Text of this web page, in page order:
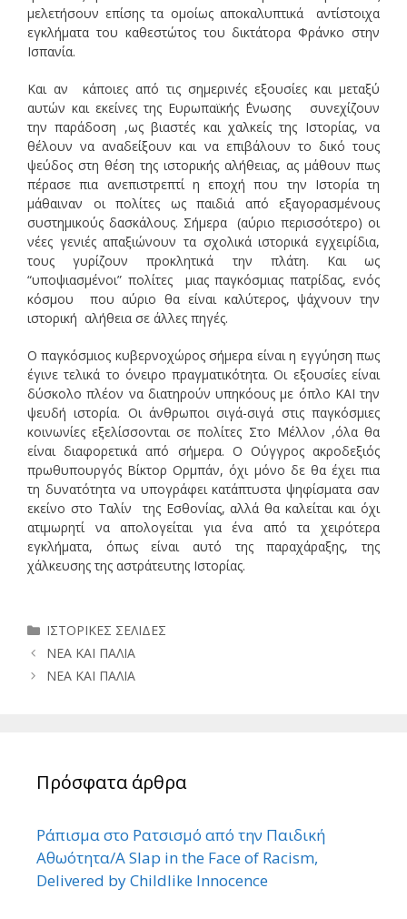
μελετήσουν επίσης τα ομοίως αποκαλυπτικά αντίστοιχα
εγκλήματα του καθεστώτος του δικτάτορα Φράνκο στην
Ισπανία.
Και αν κάποιες από τις σημερινές εξουσίες και μεταξύ
αυτών και εκείνες της Ευρωπαϊκής ΄Ενωσης συνεχίζουν
την παράδοση ,ως βιαστές και χαλκείς της Ιστορίας, να
θέλουν να αναδείξουν και να επιβάλουν το δικό τους
ψεύδος στη θέση της ιστορικής αλήθειας, ας μάθουν πως
πέρασε πια ανεπιστρεπτί η εποχή που την Ιστορία τη
μάθαιναν οι πολίτες ως παιδιά από εξαγορασμένους
συστημικούς δασκάλους. Σήμερα (αύριο περισσότερο) οι
νέες γενιές απαξιώνουν τα σχολικά ιστορικά εγχειρίδια,
τους γυρίζουν προκλητικά την πλάτη. Και ως
“υποψιασμένοι” πολίτες μιας παγκόσμιας πατρίδας, ενός
κόσμου που αύριο θα είναι καλύτερος, ψάχνουν την
ιστορική αλήθεια σε άλλες πηγές.
Ο παγκόσμιος κυβερνοχώρος σήμερα είναι η εγγύηση πως
έγινε τελικά το όνειρο πραγματικότητα. Οι εξουσίες είναι
δύσκολο πλέον να διατηρούν υπηκόους με όπλο ΚΑΙ την
ψευδή ιστορία. Οι άνθρωποι σιγά-σιγά στις παγκόσμιες
κοινωνίες εξελίσσονται σε πολίτες Στο Μέλλον ,όλα θα
είναι διαφορετικά από σήμερα. Ο Ούγγρος ακροδεξιός
πρωθυπουργός Βίκτορ Ορμπάν, όχι μόνο δε θα έχει πια
τη δυνατότητα να υπογράφει κατάπτυστα ψηφίσματα σαν
εκείνο στο Ταλίν της Εσθονίας, αλλά θα καλείται και όχι
ατιμωρητί να απολογείται για ένα από τα χειρότερα
εγκλήματα, όπως είναι αυτό της παραχάραξης, της
χάλκευσης της αστράτευτης Ιστορίας.
Κατηγορίες
ΙΣΤΟΡΙΚΕΣ ΣΕΛΙΔΕΣ
ΝΕΑ ΚΑΙ ΠΑΛΙΑ
ΝΕΑ ΚΑΙ ΠΑΛΙΑ
Πρόσφατα άρθρα
Ράπισμα στο Ρατσισμό από την Παιδική
Αθωότητα/A Slap in the Face of Racism,
Delivered by Childlike Innocence